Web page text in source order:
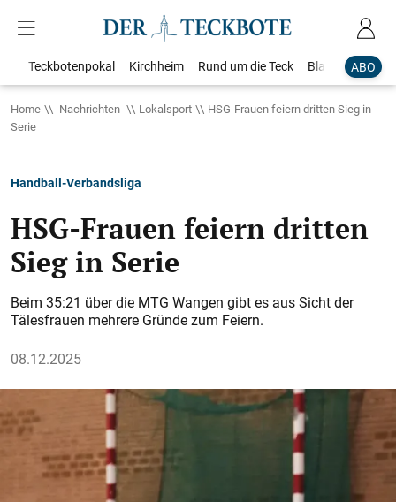
ABO
Teckbotenpokal Kirchheim Rund um die Teck Blaulicht
Home Nachrichten Lokalsport
HSG-Frauen feiern dritten Sieg in
Serie
Handball-Verbandsliga
HSG-Frauen feiern dritten
Sieg in Serie
Beim 35:21 über die MTG Wangen gibt es aus Sicht der
Tälesfrauen mehrere Gründe zum Feiern.
08.12.2025